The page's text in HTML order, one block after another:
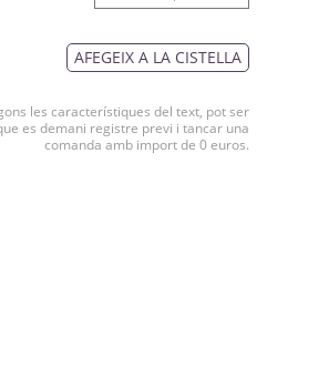
AFEGEIX A LA CISTELLA
les característiques del text, pot ser
es demani registre previ i tancar una
comanda amb import de 0 euros.